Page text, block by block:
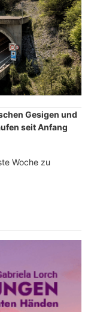
Gesigen und
seit Anfang
Woche zu